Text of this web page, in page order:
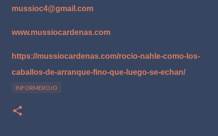
mussioc4@gmail.com
www.mussiocardenas.com
https://mussiocardenas.com/rocio-nahle-como-los-
caballos-de-arranque-fino-que-luego-se-echan/
INFORMEROJO